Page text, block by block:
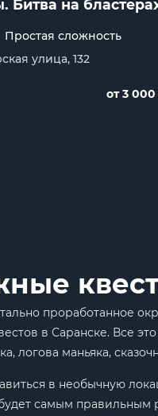
Битва на
Простая сложность
улица, 132
от 3 000
проработанное
в Саранске. Все
логова маньяка,
в необычную
самым